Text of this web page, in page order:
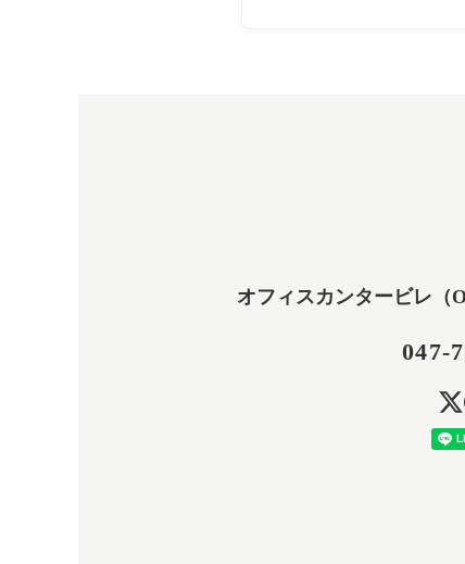
オフィスカンタービレ（
047-